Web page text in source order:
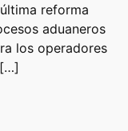
reforma
aduaneros
los operadores